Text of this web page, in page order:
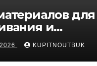
для
и
ногтей
KUPITNOUTBUK